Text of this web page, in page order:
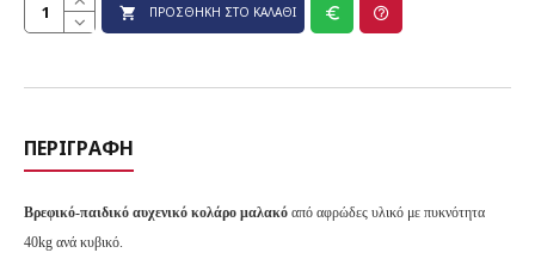
ΠΡΟΣΘΉΚΗ ΣΤΟ ΚΑΛΆΘΙ
ΠΕΡΙΓΡΑΦΉ
Βρεφικό-παιδικό αυχενικό κολάρο μαλακό από αφρώδες υλικό με πυκνότητα
40kg ανά κυβικό.